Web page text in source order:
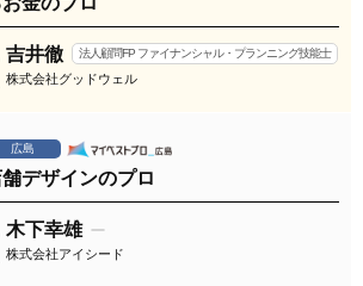
吉井徹 法人顧問FP ファイナンシャル・プランニング技能士
株式会社グッドウェル
広島
舗デザインのプロ
木下幸雄
株式会社アイシード